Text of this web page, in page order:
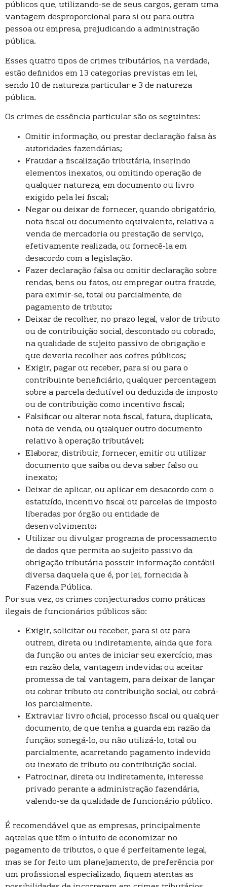
públicos que, utilizando-se de seus cargos, geram uma
vantagem desproporcional para si ou para outra
pessoa ou empresa, prejudicando a administração
pública.
Esses quatro tipos de crimes tributários, na verdade,
estão definidos em 13 categorias previstas em lei,
sendo 10 de natureza particular e 3 de natureza
pública.
Os crimes de essência particular são os seguintes:
Omitir informação, ou prestar declaração falsa às
autoridades fazendárias;
Fraudar a fiscalização tributária, inserindo
elementos inexatos, ou omitindo operação de
qualquer natureza, em documento ou livro
exigido pela lei fiscal;
Negar ou deixar de fornecer, quando obrigatório,
nota fiscal ou documento equivalente, relativa a
venda de mercadoria ou prestação de serviço,
efetivamente realizada, ou fornecê-la em
desacordo com a legislação.
Fazer declaração falsa ou omitir declaração sobre
rendas, bens ou fatos, ou empregar outra fraude,
para eximir-se, total ou parcialmente, de
pagamento de tributo;
Deixar de recolher, no prazo legal, valor de tributo
ou de contribuição social, descontado ou cobrado,
na qualidade de sujeito passivo de obrigação e
que deveria recolher aos cofres públicos;
Exigir, pagar ou receber, para si ou para o
contribuinte beneficiário, qualquer percentagem
sobre a parcela dedutível ou deduzida de imposto
ou de contribuição como incentivo fiscal;
Falsificar ou alterar nota fiscal, fatura, duplicata,
nota de venda, ou qualquer outro documento
relativo à operação tributável;
Elaborar, distribuir, fornecer, emitir ou utilizar
documento que saiba ou deva saber falso ou
inexato;
Deixar de aplicar, ou aplicar em desacordo com o
estatuído, incentivo fiscal ou parcelas de imposto
liberadas por órgão ou entidade de
desenvolvimento;
Utilizar ou divulgar programa de processamento
de dados que permita ao sujeito passivo da
obrigação tributária possuir informação contábil
diversa daquela que é, por lei, fornecida à
Fazenda Pública.
Por sua vez, os crimes conjecturados como práticas
ilegais de funcionários públicos são:
Exigir, solicitar ou receber, para si ou para
outrem, direta ou indiretamente, ainda que fora
da função ou antes de iniciar seu exercício, mas
em razão dela, vantagem indevida; ou aceitar
promessa de tal vantagem, para deixar de lançar
ou cobrar tributo ou contribuição social, ou cobrá-
los parcialmente.
Extraviar livro oficial, processo fiscal ou qualquer
documento, de que tenha a guarda em razão da
função; sonegá-lo, ou não utilizá-lo, total ou
parcialmente, acarretando pagamento indevido
ou inexato de tributo ou contribuição social.
Patrocinar, direta ou indiretamente, interesse
privado perante a administração fazendária,
valendo-se da qualidade de funcionário público.
É recomendável que as empresas, principalmente
aquelas que têm o intuito de economizar no
pagamento de tributos, o que é perfeitamente legal,
mas se for feito um planejamento, de preferência por
um profissional especializado, fiquem atentas as